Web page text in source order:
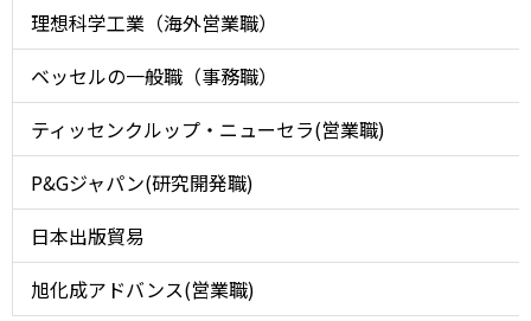
理想科学工業（海外営業職）
ベッセルの一般職（事務職）
ティッセンクルップ・ニューセラ(営業職)
P&Gジャパン(研究開発職)
日本出版貿易
旭化成アドバンス(営業職)